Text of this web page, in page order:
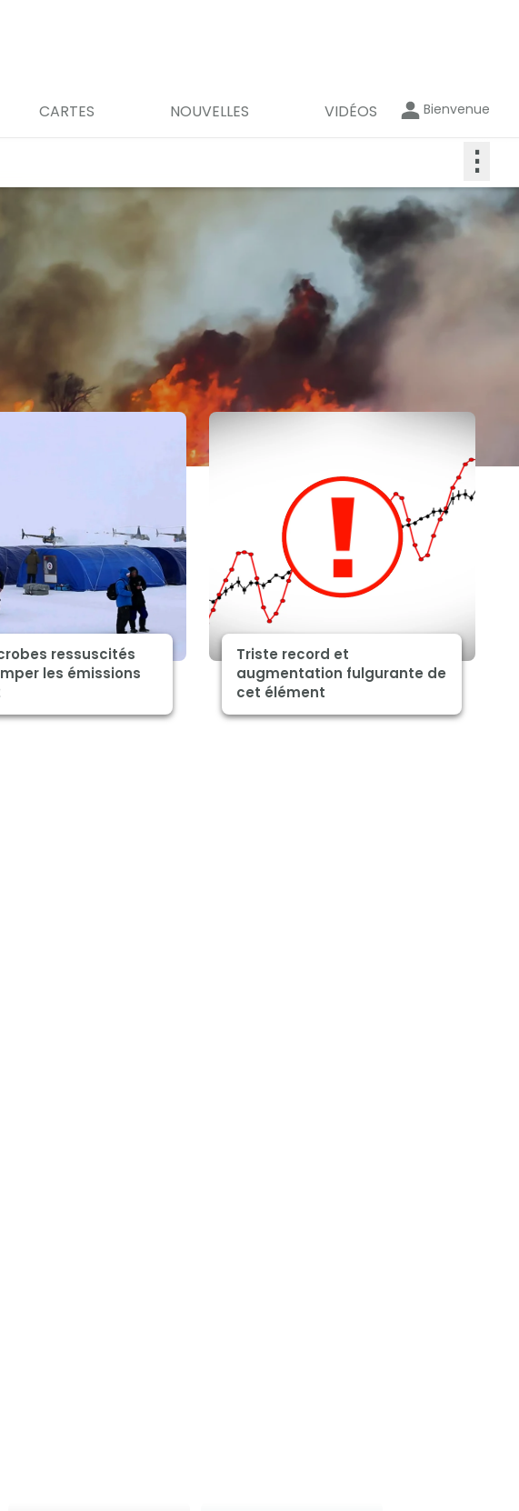
CARTES NOUVELLES VIDÉOS Bienvenue
⋮
ressuscités
les émissions
Triste record et
augmentation fulgurante de
cet élément